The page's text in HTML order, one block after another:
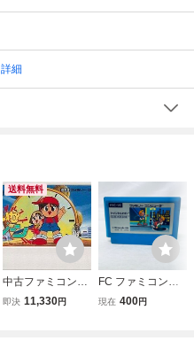
詳細
送料無料
中古ファミコンソ
フト たいむゾーン
即決 11,330円
FC ファミコンソ
フト アーバンチャ
現在 400円